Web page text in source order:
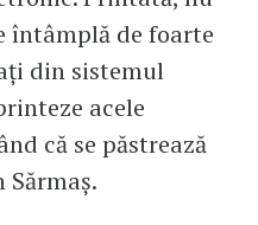
întâmplă de foarte
din sistemul
acele
că se păstrează
Sărmaș.